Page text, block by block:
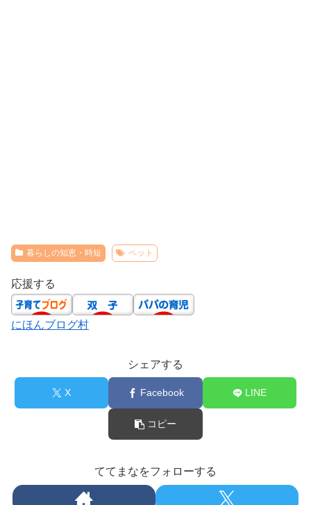
暮らしの知恵・時短 ペット
応援する
にほんブログ村
シェアする
X Facebook LINE
コピー
ててまなをフォローする